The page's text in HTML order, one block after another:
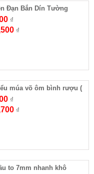
Đạn Bắn Dín Tường
₫
₫
múa võ ôm bình rượu (
₫
₫
to 7mm nhanh khô